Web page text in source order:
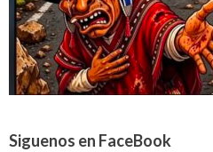
Siguenos en FaceBook